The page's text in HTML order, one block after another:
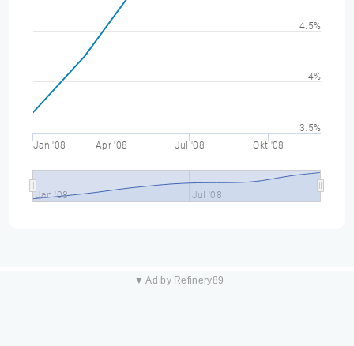
Jan '08 Apr '08 Jul '08 Okt '08
Jan '08 Jul '08
3.5%
4%
4.5%
▼ Ad by Refinery89